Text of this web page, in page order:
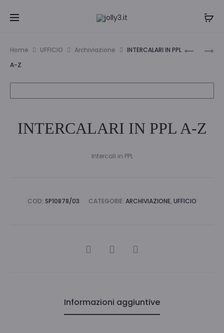
i
CF
DA
Home UFFICIO Archiviazione
INTERCALARI IN PPL
A-Z
INTERCALARI IN PPL A-Z
Intercali in PPL
COD: SP10878/03 CATEGORIE: ARCHIVIAZIONE, UFFICIO
CONDIVIDI
Informazioni aggiuntive